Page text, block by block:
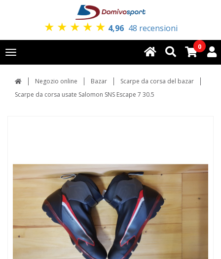
★ ★ ★ ★ ★ 4,96 48 recensioni
Toggle
navigation
0
Negozio online Bazar
Scarpe da corsa del bazar
Scarpe da corsa usate Salomon SNS Escape 7 30.5